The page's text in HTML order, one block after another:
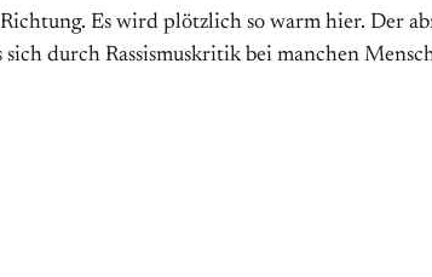
Es wird plötzlich so warm hier. Der
durch Rassis­mus­kri­tik bei manchen